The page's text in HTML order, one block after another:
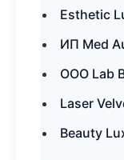
Esthetic
ИП Med
ООО Lab
Laser
Beauty